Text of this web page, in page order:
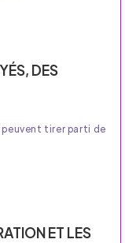
DES
tirer parti de
ET LES